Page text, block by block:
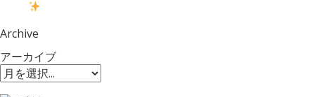
Archive
アーカイブ